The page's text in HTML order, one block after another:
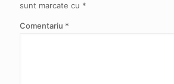
sunt marcate cu *
Comentariu *